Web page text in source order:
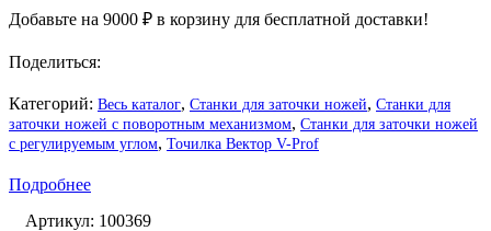
Добавьте на 9000 ₽ в корзину для бесплатной доставки!
Поделиться:
Категорий: Весь каталог, Станки для заточки ножей, Станки для
заточки ножей с поворотным механизмом, Станки для заточки ножей
с регулируемым углом, Точилка Вектор V-Prof
Подробнее
Артикул: 100369